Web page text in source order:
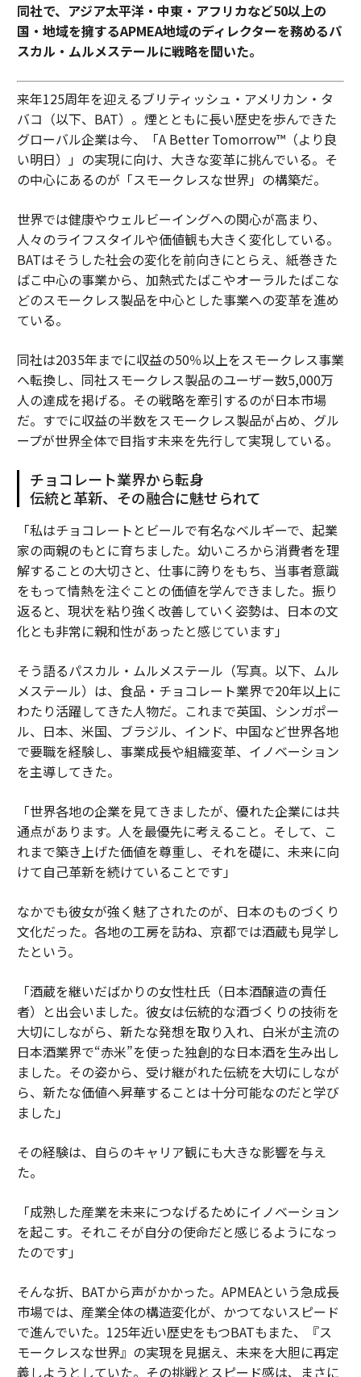
同社で、アジア太平洋・中東・アフリカなど50以上の
国・地域を擁するAPMEA地域のディレクターを務めるパ
スカル・ムルメステールに戦略を聞いた。
来年125周年を迎えるブリティッシュ・アメリカン・タ
バコ（以下、BAT）。煙とともに長い歴史を歩んできた
グローバル企業は今、「A Better Tomorrow™（より良
い明日）」の実現に向け、大きな変革に挑んでいる。そ
の中心にあるのが「スモークレスな世界」の構築だ。
世界では健康やウェルビーイングへの関心が高まり、
人々のライフスタイルや価値観も大きく変化している。
BATはそうした社会の変化を前向きにとらえ、紙巻きた
ばこ中心の事業から、加熱式たばこやオーラルたばこな
どのスモークレス製品を中心とした事業への変革を進め
ている。
同社は2035年までに収益の50％以上をスモークレス事業
へ転換し、同社スモークレス製品のユーザー数5,000万
人の達成を掲げる。その戦略を牽引するのが日本市場
だ。すでに収益の半数をスモークレス製品が占め、グル
ープが世界全体で目指す未来を先行して実現している。
チョコレート業界から転身
伝統と革新、その融合に魅せられて
「私はチョコレートとビールで有名なベルギーで、起業
家の両親のもとに育ちました。幼いころから消費者を理
解することの大切さと、仕事に誇りをもち、当事者意識
をもって情熱を注ぐことの価値を学んできました。振り
返ると、現状を粘り強く改善していく姿勢は、日本の文
化とも非常に親和性があったと感じています」
そう語るパスカル・ムルメステール（写真。以下、ムル
メステール）は、食品・チョコレート業界で20年以上に
わたり活躍してきた人物だ。これまで英国、シンガポー
ル、日本、米国、ブラジル、インド、中国など世界各地
で要職を経験し、事業成長や組織変革、イノベーション
を主導してきた。
「世界各地の企業を見てきましたが、優れた企業には共
通点があります。人を最優先に考えること。そして、こ
れまで築き上げた価値を尊重し、それを礎に、未来に向
けて自己革新を続けていることです」
なかでも彼女が強く魅了されたのが、日本のものづくり
文化だった。各地の工房を訪ね、京都では酒蔵も見学し
たという。
「酒蔵を継いだばかりの女性杜氏（日本酒醸造の責任
者）と出会いました。彼女は伝統的な酒づくりの技術を
大切にしながら、新たな発想を取り入れ、白米が主流の
日本酒業界で“赤米”を使った独創的な日本酒を生み出し
ました。その姿から、受け継がれた伝統を大切にしなが
ら、新たな価値へ昇華することは十分可能なのだと学び
ました」
その経験は、自らのキャリア観にも大きな影響を与え
た。
「成熟した産業を未来につなげるためにイノベーション
を起こす。それこそが自分の使命だと感じるようになっ
たのです」
そんな折、BATから声がかかった。APMEAという急成長
市場では、産業全体の構造変化が、かつてないスピード
で進んでいた。125年近い歴史をもつBATもまた、『ス
モークレスな世界』の実現を見据え、未来を大胆に再定
義しようとしていた。その挑戦とスピード感は、まさに